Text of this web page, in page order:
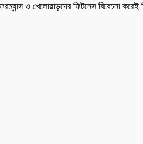
ও খেলোয়াড়দের ফিটনেস বিবেচনা